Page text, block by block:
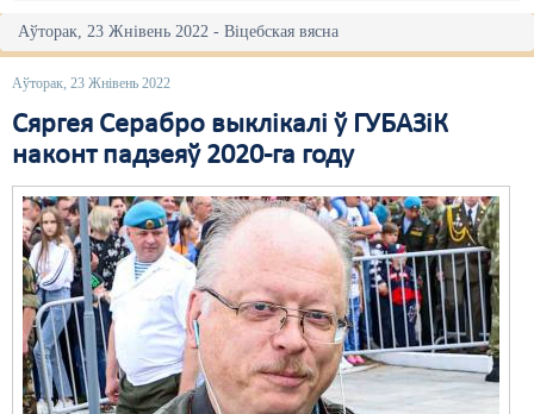
Аўторак, 23 Жнівень 2022 - Віцебская вясна
Аўторак, 23 Жнівень 2022
Сяргея Серабро выклікалі ў ГУБАЗіК
наконт падзеяў 2020-га году
Акцыі
Выбары
Грамадзянскія ініцыятывы
Дзяржава
Дыскрымінацыя
Затрыманьні
Карная псыхіятрыя
КПЧ ААН
Відэа
Пра нас
RSS